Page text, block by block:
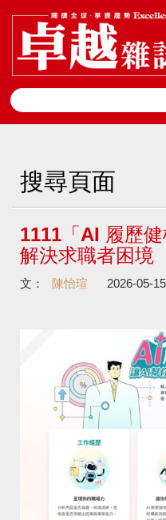
搜尋頁面
1111「AI 履歷
解決求職者困境
文： 陳怡瑄 2026-05-15